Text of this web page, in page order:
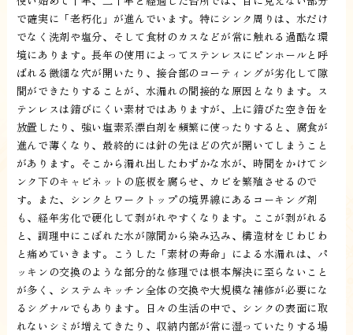
で確実に「老朽化」が進んでいます。特にシンク周りは、水だけ
でなく洗剤や塩分、そして食材のカスなどが常に触れる過酷な環
境にあります。長年の使用によってステンレスにピンホールと呼
ばれる微細な穴が開いたり、接合部のコーティングが劣化して隙
間ができたりすることが、水漏れの間接的な原因となります。ス
テンレスは錆びにくい素材ではありますが、上に錆びた空き缶を
放置したり、強い塩素系漂白剤を頻繁に使ったりすると、腐食が
進んで薄くなり、最終的には針の先ほどの穴が開いてしまうこと
があります。そこから漏れ出したわずかな水が、時間をかけてシ
ンク下のキャビネットの底板を腐らせ、カビを繁殖させるので
す。また、シンクとワークトップの境界線にあるコーキング剤
も、経年劣化で硬化して剥がれやすくなります。ここが剥がれる
と、調理中にこぼれた水が隙間から染み込み、構造材をじわじわ
と痛めていきます。こうした「素材の寿命」による水漏れは、パ
ッキンの交換のような部分的な修理では根本解決に至らないこと
が多く、システムキッチン全体の交換や大規模な補修が必要にな
るシグナルでもあります。日々の生活の中で、シンクの表面に取
れないシミが増えてきたり、収納内部が常に湿っていたりする場